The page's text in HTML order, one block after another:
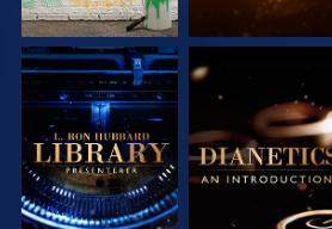
UTFORSK SERIEN UTFORSK SERIEN